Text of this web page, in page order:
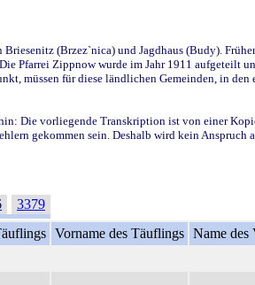
(Brzez`nica) und Jagdhaus (Budy).
Pfarrei Zippnow wurde im Jahr 1911 aufgeteilt
für diese ländlichen Gemeinden, in den
Die vorliegende Transkription ist von einer
gekommen sein. Deshalb wird kein Anspruch
3379
Vorname des Täuflings Name des